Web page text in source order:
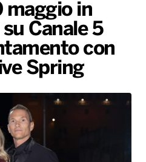
2026
TV
maggio in
Canale 5
con
Spring